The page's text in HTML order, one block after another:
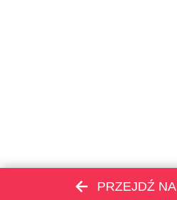
PRZEJDŹ NA